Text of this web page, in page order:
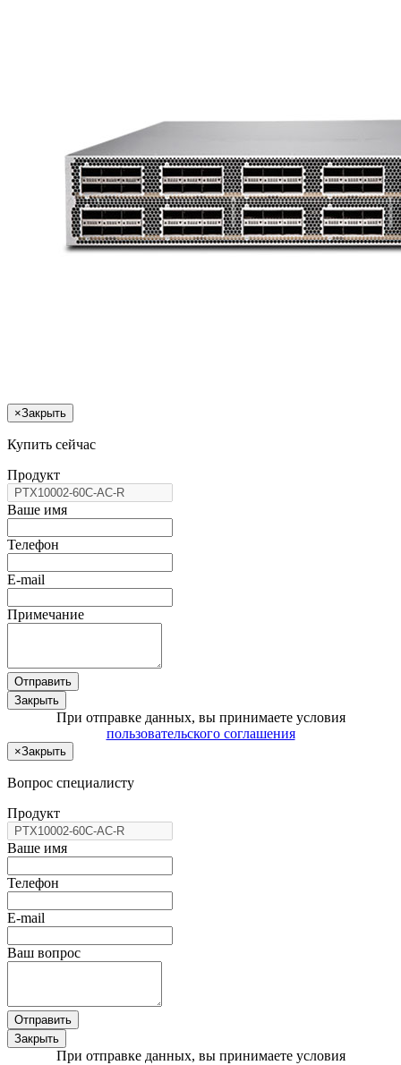
×Закрыть
Купить сейчас
Продукт
Ваше имя
Телефон
E-mail
Примечание
Отправить
Закрыть
При отправке данных, вы принимаете условия
пользовательского соглашения
×Закрыть
Вопрос специалисту
Продукт
Ваше имя
Телефон
E-mail
Ваш вопрос
Отправить
Закрыть
При отправке данных, вы принимаете условия